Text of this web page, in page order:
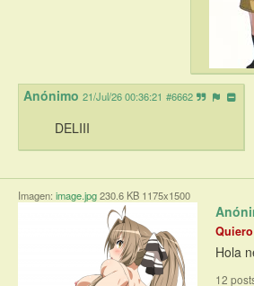
Anónimo 21/Jul/26 00:36:21 #6662
DELIII
Imagen: image.jpg230.6 KB 1175x1500
Hola
12